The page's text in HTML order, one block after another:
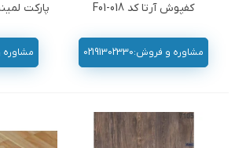
کفپوش آرتا کد F01-018
مشاوره و فروش:02191302330 مشاوره و